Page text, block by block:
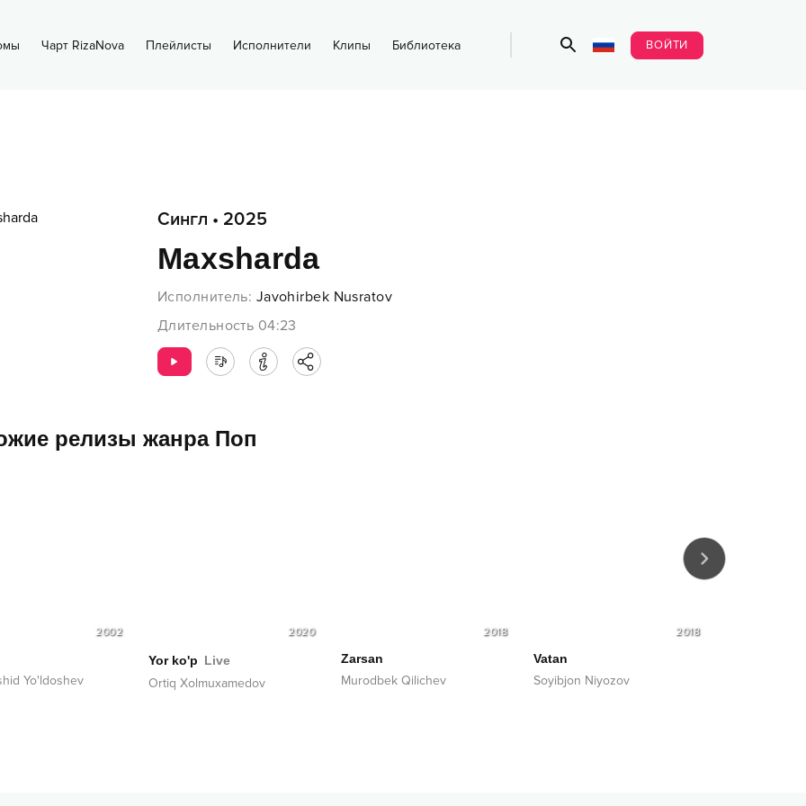
Чарт RizaNova Плейлисты Исполнители Клипы Библиотека ВОЙТИ
Сингл • 2025
Maxsharda
Исполнитель: Javohirbek Nusratov
Длительность 04:23
релизы жанра Поп
2002
Yo'ldoshev
2020
Yor ko'p Live
Ortiq Xolmuxamedov
2018
Zarsan
Murodbek Qilichev
2018
Vatan
Soyibjon Niyozov